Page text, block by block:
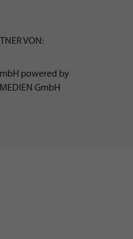
VON:
powered by
GmbH